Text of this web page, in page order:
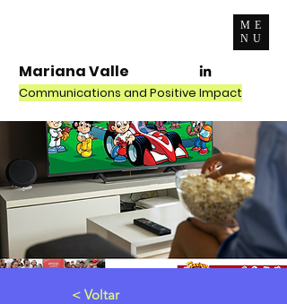
ME
NU
Mariana Valle
Communications and Positive Impact
< Voltar